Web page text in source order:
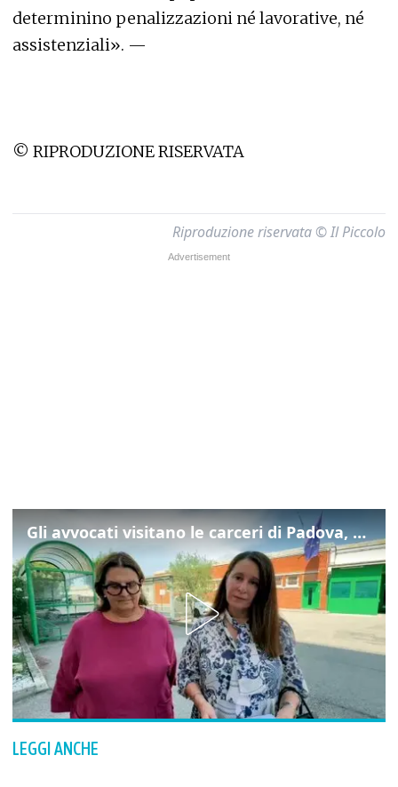
determinino penalizzazioni né lavorative, né
assistenziali». —
© RIPRODUZIONE RISERVATA
Riproduzione riservata © Il Piccolo
Gli avvocati visitano le carceri di Padova, ecco cosa hanno trovato
LEGGI ANCHE